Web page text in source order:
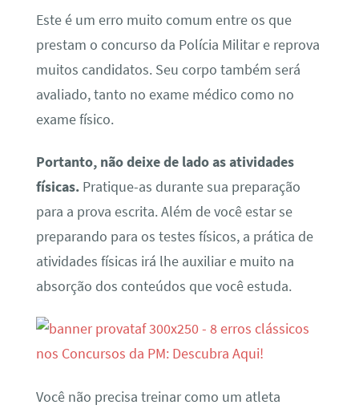
Este é um erro muito comum entre os que
prestam o concurso da Polícia Militar e reprova
muitos candidatos. Seu corpo também será
avaliado, tanto no exame médico como no
exame físico.
Portanto, não deixe de lado as atividades
físicas.Pratique-as durante sua preparação
para a prova escrita. Além de você estar se
preparando para os testes físicos, a prática de
atividades físicas irá lhe auxiliar e muito na
absorção dos conteúdos que você estuda.
Você não precisa treinar como um atleta